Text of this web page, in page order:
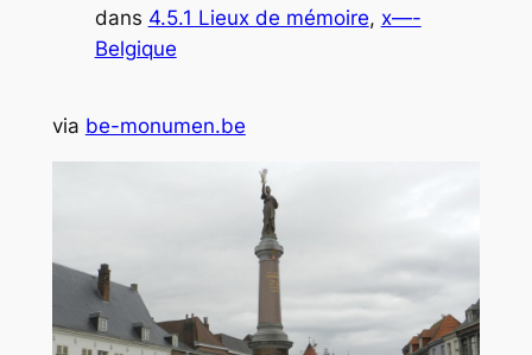
dans 4.5.1 Lieux de mémoire, x—-
Belgique
via be-monumen.be